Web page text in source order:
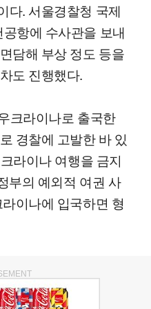
다. 서울경찰청 국제
항에 수사관을 보내
담해 부상 정도 등을
도 진행했다.
크라이나로 출국한
경찰에 고발한 바 있
라이나 여행을 금지
부의 예외적 여권 사
이나에 입국하면 형